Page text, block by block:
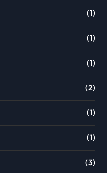
(1)
(1)
(1)
(2)
(1)
(1)
(3)